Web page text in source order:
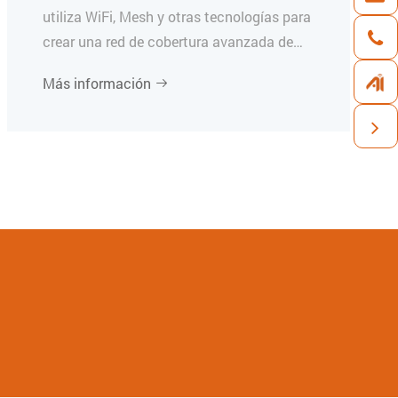
utiliza WiFi, Mesh y otras tecnologías para
crear una red de cobertura avanzada de
tu casa.
Más información 